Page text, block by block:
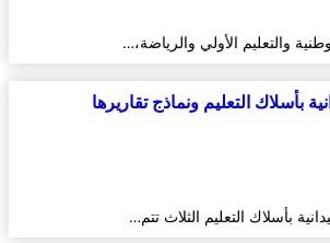
والتعليم الأولي والرياضة،…
بأسلاك التعليم ونماذج تقاريرها
بأسلاك التعليم الثلاث تتم…